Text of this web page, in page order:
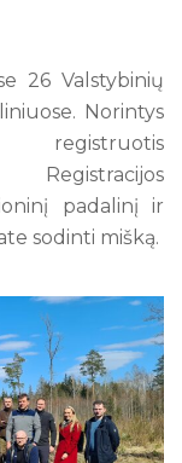
26 Valstybinių
Norintys
padalinį ir
sodinti mišką.